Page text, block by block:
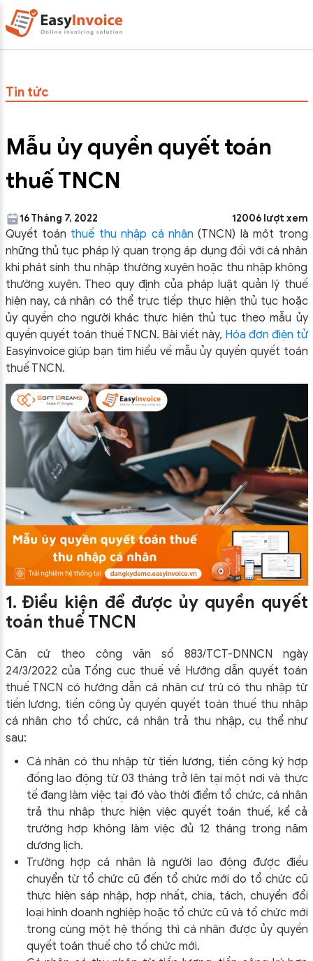
Tin tức
Mẫu ủy quyền quyết toán
thuế TNCN
16 Tháng 7, 2022 12006 lượt xem
Quyết toán thuế thu nhập cá nhân (TNCN) là một trong
những thủ tục pháp lý quan trọng áp dụng đối với cá nhân
khi phát sinh thu nhập thường xuyên hoặc thu nhập không
thường xuyên. Theo quy định của pháp luật quản lý thuế
hiện nay, cá nhân có thể trực tiếp thực hiện thủ tục hoặc
ủy quyền cho người khác thực hiện thủ tục theo mẫu ủy
quyền quyết toán thuế TNCN. Bài viết này, Hóa đơn điện tử
Easyinvoice giúp bạn tìm hiểu về mẫu ủy quyền quyết toán
thuế TNCN.
1. Điều kiện để được ủy quyền quyết
toán thuế TNCN
Căn cứ theo công văn số 883/TCT-DNNCN ngày
24/3/2022 của Tổng cục thuế về Hướng dẫn quyết toán
thuế TNCN có hướng dẫn cá nhân cư trú có thu nhập từ
tiền lương, tiền công ủy quyền quyết toán thuế thu nhập
cá nhân cho tổ chức, cá nhân trả thu nhập, cụ thể như
sau:
Cá nhân có thu nhập từ tiền lương, tiền công ký hợp
đồng lao động từ 03 tháng trở lên tại một nơi và thực
tế đang làm việc tại đó vào thời điểm tổ chức, cá nhân
trả thu nhập thực hiện việc quyết toán thuế, kể cả
trường hợp không làm việc đủ 12 tháng trong năm
dương lịch.
Trường hợp cá nhân là người lao động được điều
chuyển từ tổ chức cũ đến tổ chức mới do tổ chức cũ
thực hiện sáp nhập, hợp nhất, chia, tách, chuyển đổi
loại hình doanh nghiệp hoặc tổ chức cũ và tổ chức mới
trong cùng một hệ thống thì cá nhân được ủy quyền
quyết toán thuế cho tổ chức mới.